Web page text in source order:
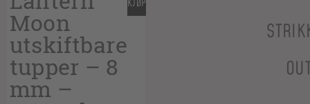
Moon
utskiftbare
tupper – 8
mm –
KJØP